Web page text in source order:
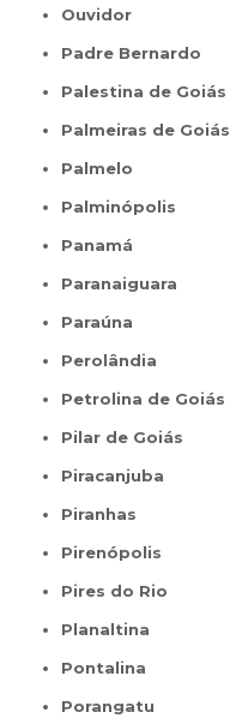
Ouvidor
Padre Bernardo
Palestina de Goiás
Palmeiras de Goiás
Palmelo
Palminópolis
Panamá
Paranaiguara
Paraúna
Perolândia
Petrolina de Goiás
Pilar de Goiás
Piracanjuba
Piranhas
Pirenópolis
Pires do Rio
Planaltina
Pontalina
Porangatu